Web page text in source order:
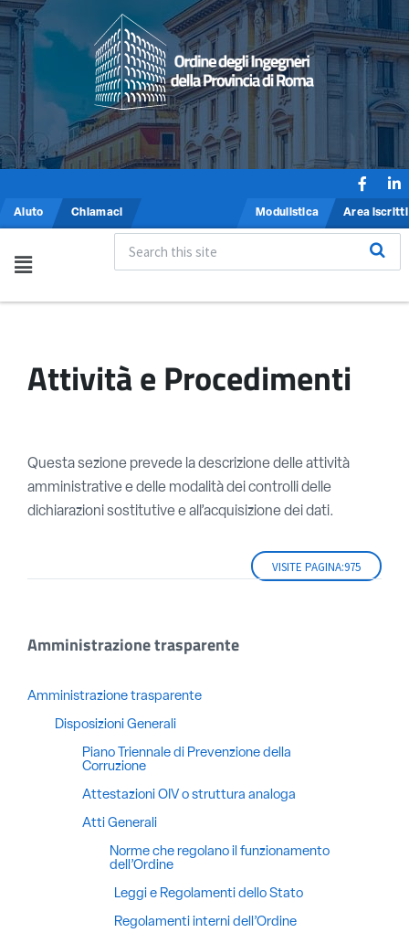
Aiuto Chiamaci Modulistica Area iscritti
Attività e Procedimenti
Questa sezione prevede la descrizione delle attività
amministrative e delle modalità dei controlli delle
dichiarazioni sostitutive e all’acquisizione dei dati.
VISITE PAGINA:975
Amministrazione trasparente
Amministrazione trasparente
Disposizioni Generali
Piano Triennale di Prevenzione della
Corruzione
Attestazioni OIV o struttura analoga
Atti Generali
Norme che regolano il funzionamento
dell’Ordine
Leggi e Regolamenti dello Stato
Regolamenti interni dell’Ordine